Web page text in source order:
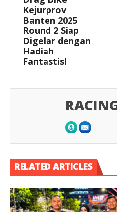
Kejurprov
Banten 2025
Round 2 Siap
Digelar dengan
Hadiah
Fantastis!
RELATED ARTICLES